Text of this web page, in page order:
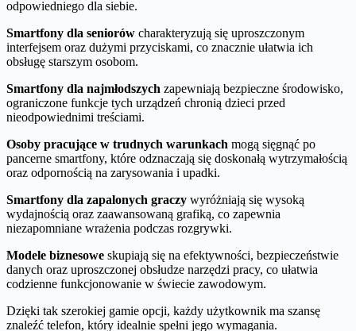
odpowiedniego dla siebie.
Smartfony dla seniorów charakteryzują się uproszczonym
interfejsem oraz dużymi przyciskami, co znacznie ułatwia ich
obsługę starszym osobom.
Smartfony dla najmłodszych zapewniają bezpieczne środowisko,
ograniczone funkcje tych urządzeń chronią dzieci przed
nieodpowiednimi treściami.
Osoby pracujące w trudnych warunkach mogą sięgnąć po
pancerne smartfony, które odznaczają się doskonałą wytrzymałością
oraz odpornością na zarysowania i upadki.
Smartfony dla zapalonych graczy wyróżniają się wysoką
wydajnością oraz zaawansowaną grafiką, co zapewnia
niezapomniane wrażenia podczas rozgrywki.
Modele biznesowe skupiają się na efektywności, bezpieczeństwie
danych oraz uproszczonej obsłudze narzędzi pracy, co ułatwia
codzienne funkcjonowanie w świecie zawodowym.
Dzięki tak szerokiej gamie opcji, każdy użytkownik ma szansę
znaleźć telefon, który idealnie spełni jego wymagania.